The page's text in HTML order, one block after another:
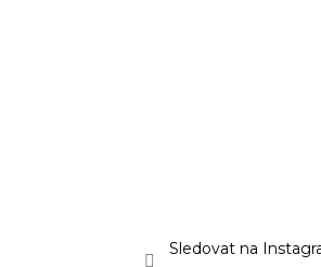
Sledovat na